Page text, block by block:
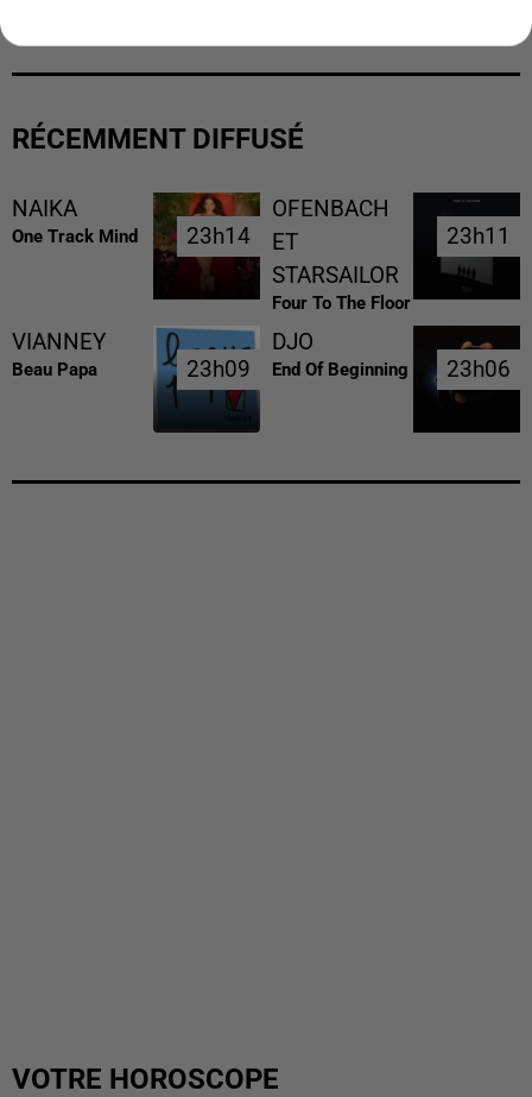
RÉCEMMENT DIFFUSÉ
NAIKA
One Track Mind 23h14
23h14
OFENBACH
ET
STARSAILOR
Four To The Floor
23h11
23h11
VIANNEY
Beau Papa 23h09
23h09
DJO
End Of Beginning 23h06
23h06
VOTRE HOROSCOPE